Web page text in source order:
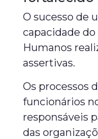
O sucesso de
capacidade
Humanos
assertivas.
Os processos
funcionários
responsáveis
das